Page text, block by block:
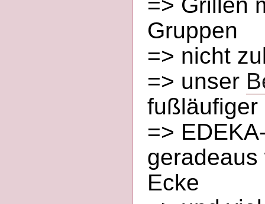
=> Grillen
Gruppen
=> nicht
=> unser
fußläufiger
=>
Ecke